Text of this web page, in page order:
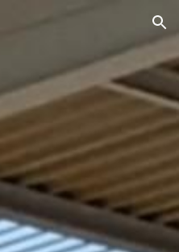
Skip to navigation